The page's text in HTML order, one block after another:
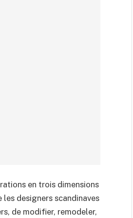
en trois dimensions
les designers scandinaves
de modifier, remodeler,